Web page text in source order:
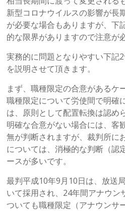
新型コロナウイルスの影響が長
が必要な場合もありますが、下
的な限界がありますので注意が
実務的に問題となりやすい下記
を説明させて頂きます。
まず、職種限定の合意があるケ
職種限定について労使間で明確
は、原則として配置転換は認め
明確な合意がない場合には、客
無が判断されますが、裁判所に
については、消極的な判断（認
ースが多いです。
最判平成10年9月10日は、放送
いて採用され、24年間アナウン
ついても職種限定（アナウンサ